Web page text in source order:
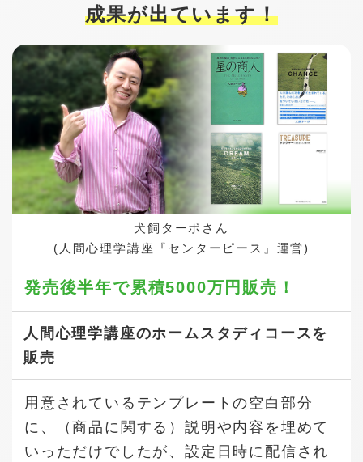
成果が出ています！
犬飼ターボさん
(人間心理学講座『センターピース』運営)
発売後半年で累積5000万円販売！
人間心理学講座のホームスタディコースを
販売
用意されているテンプレートの空白部分
に、（商品に関する）説明や内容を埋めて
いっただけでしたが、設定日時に配信され